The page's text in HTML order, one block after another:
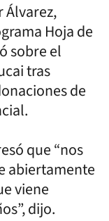
Álvarez,
Hoja de
sobre el
tras
de
que “nos
abiertamente
viene
dijo.